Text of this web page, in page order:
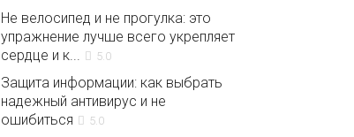
Не велосипед и не прогулка: это
упражнение лучше всего укрепляет
сердце и к...
5.0
Защита информации: как выбрать
надежный антивирус и не
ошибиться
5.0